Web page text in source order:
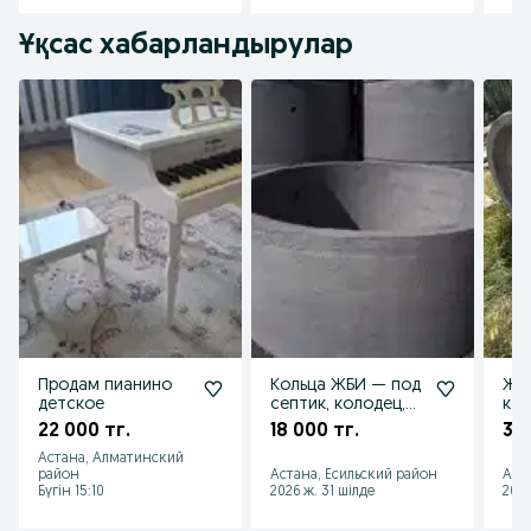
Ұқсас хабарландырулар
Продам пианино
детское
22 000 тг.
Астана, Алматинский
район
Бүгін 15:10
Кольца ЖБИ — под
септик, колодец,
слив — в наличии и
18 000 тг.
Астана, Есильский район
2026 ж. 31 шілде
35